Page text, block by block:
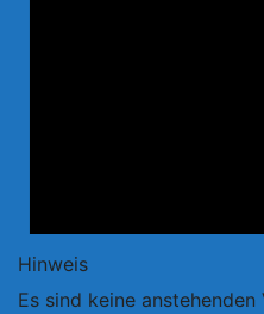
Hinweis
Es sind keine